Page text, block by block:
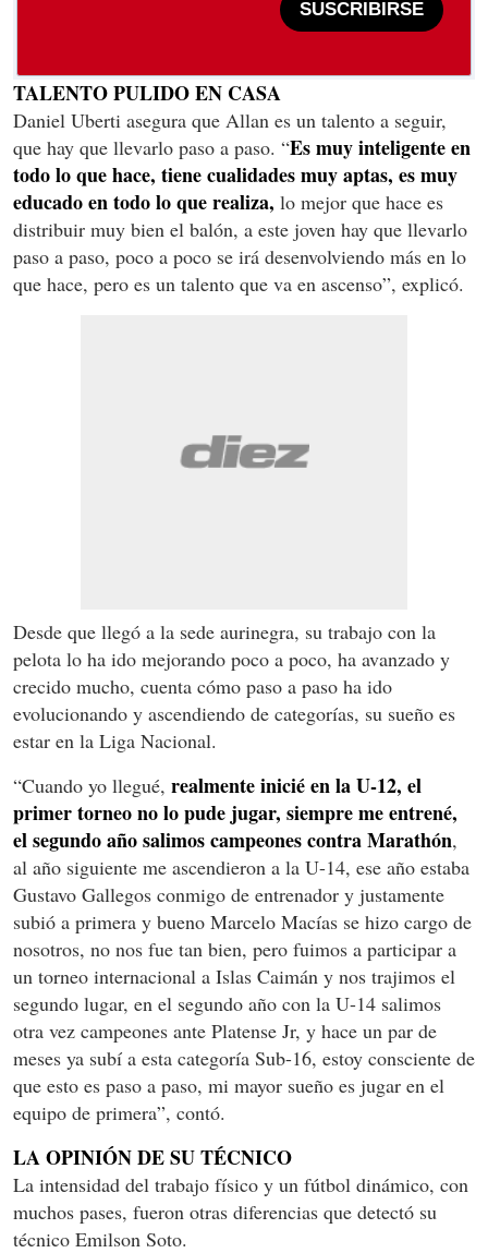
SUSCRIBIRSE
TALENTO PULIDO EN CASA
Daniel Uberti asegura que Allan es un talento a seguir,
que hay que llevarlo paso a paso. “Es muy inteligente en
todo lo que hace, tiene cualidades muy aptas, es muy
educado en todo lo que realiza, lo mejor que hace es
distribuir muy bien el balón, a este joven hay que llevarlo
paso a paso, poco a poco se irá desenvolviendo más en lo
que hace, pero es un talento que va en ascenso”, explicó.
Desde que llegó a la sede aurinegra, su trabajo con la
pelota lo ha ido mejorando poco a poco, ha avanzado y
crecido mucho, cuenta cómo paso a paso ha ido
evolucionando y ascendiendo de categorías, su sueño es
estar en la Liga Nacional.
“Cuando yo llegué, realmente inicié en la U-12, el
primer torneo no lo pude jugar, siempre me entrené,
el segundo año salimos campeones contra Marathón,
al año siguiente me ascendieron a la U-14, ese año estaba
Gustavo Gallegos conmigo de entrenador y justamente
subió a primera y bueno Marcelo Macías se hizo cargo de
nosotros, no nos fue tan bien, pero fuimos a participar a
un torneo internacional a Islas Caimán y nos trajimos el
segundo lugar, en el segundo año con la U-14 salimos
otra vez campeones ante Platense Jr, y hace un par de
meses ya subí a esta categoría Sub-16, estoy consciente de
que esto es paso a paso, mi mayor sueño es jugar en el
equipo de primera”, contó.
LA OPINIÓN DE SU TÉCNICO
La intensidad del trabajo físico y un fútbol dinámico, con
muchos pases, fueron otras diferencias que detectó su
técnico Emilson Soto.